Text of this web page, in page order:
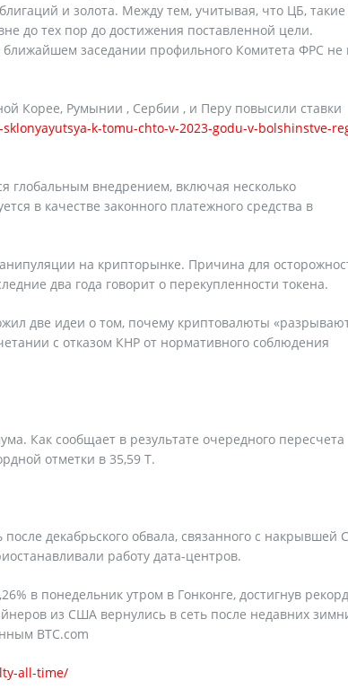
и золота. Между тем, учитывая, что ЦБ, такие
до тех пор до достижения поставленной цели.
заседании профильного Комитета ФРС не
Корее, Румынии , Сербии , и Перу повысили ставки
k-tomu-chto-v-2023-godu-v-bolshinstve-
глобальным внедрением, включая несколько
в качестве законного платежного средства в
на крипторынке. Причина для
два года говорит о перекупленности токена.
две идеи о том, почему криптовалюты
с отказом КНР от нормативного соблюдения
Как сообщает в результате очередного пересчета
отметки в 35,59 Т.
декабрьского обвала, связанного с накрывшей
работу дата-центров.
в понедельник утром в Гонконге, достигнув
из США вернулись в сеть после недавних
BTC.com
all-time/